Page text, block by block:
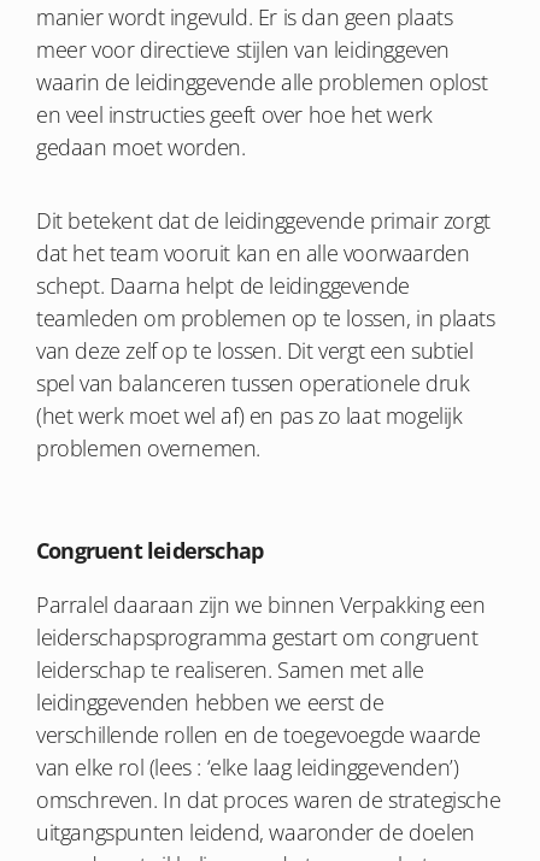
manier wordt ingevuld. Er is dan geen plaats
meer voor directieve stijlen van leidinggeven
waarin de leidinggevende alle problemen oplost
en veel instructies geeft over hoe het werk
gedaan moet worden.
Dit betekent dat de leidinggevende primair zorgt
dat het team vooruit kan en alle voorwaarden
schept. Daarna helpt de leidinggevende
teamleden om problemen op te lossen, in plaats
van deze zelf op te lossen. Dit vergt een subtiel
spel van balanceren tussen operationele druk
(het werk moet wel af) en pas zo laat mogelijk
problemen overnemen.
Congruent leiderschap
Parralel daaraan zijn we binnen Verpakking een
leiderschapsprogramma gestart om congruent
leiderschap te realiseren. Samen met alle
leidinggevenden hebben we eerst de
verschillende rollen en de toegevoegde waarde
van elke rol (lees : ‘elke laag leidinggevenden’)
omschreven. In dat proces waren de strategische
uitgangspunten leidend, waaronder de doelen